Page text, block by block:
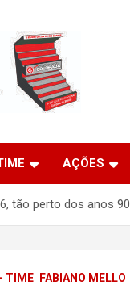
AÇÕES
tão perto dos anos 90
TIME FABIANO MELLO